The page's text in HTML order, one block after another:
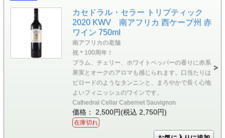
カセドラル・セラー トリプティック
2020 KWV 南アフリカ 西ケープ州 赤
ワイン 750ml
南アフリカの老舗
祝＊100周年！
プラム、チェリー、ホワイトペッパーの香りに赤系
果実とオークのアロマも感じられます。口当たりは
ビロードのようなタンニンと、まろやかで長く心地
よいフィニッシュのワインです。
Cathedral Cellar Cabernet Sauvignon
価格： 2,500円(税込 2,750円)
在庫切れ